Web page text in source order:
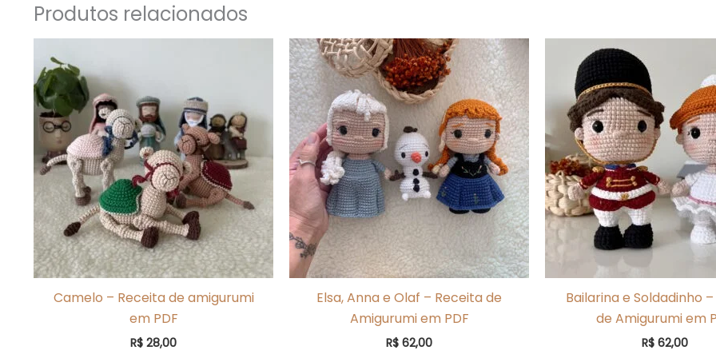
Produtos relacionados
Camelo – Receita de amigurumi
em PDF
R$ 28,00
Elsa, Anna e Olaf – Receita de
Amigurumi em PDF
R$ 62,00
Bailarina e Soldadinho
de Amigurumi em
R$ 62,00